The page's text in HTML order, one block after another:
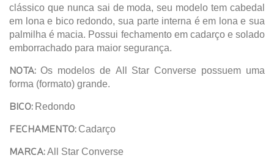
clássico que nunca sai de moda, seu modelo tem cabedal
em lona e bico redondo, sua parte interna é em lona e sua
palmilha é macia. Possui fechamento em cadarço e solado
emborrachado para maior segurança.
NOTA: Os modelos de All Star Converse possuem uma
forma (formato) grande.
BICO: Redondo
FECHAMENTO: Cadarço
MARCA:All Star Converse